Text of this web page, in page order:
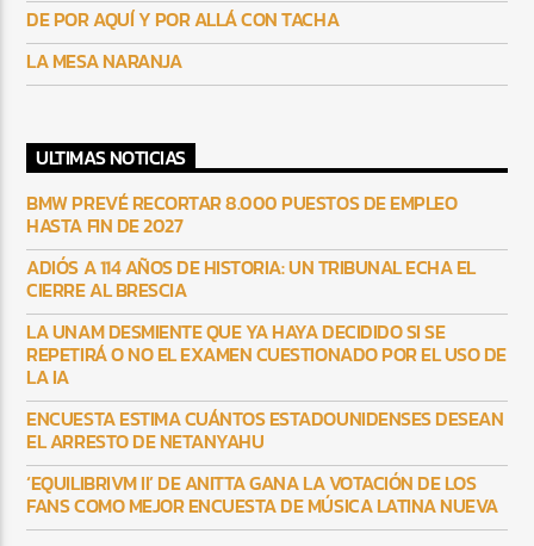
DE POR AQUÍ Y POR ALLÁ CON TACHA
LA MESA NARANJA
ULTIMAS NOTICIAS
BMW PREVÉ RECORTAR 8.000 PUESTOS DE EMPLEO
HASTA FIN DE 2027
ADIÓS A 114 AÑOS DE HISTORIA: UN TRIBUNAL ECHA EL
CIERRE AL BRESCIA
LA UNAM DESMIENTE QUE YA HAYA DECIDIDO SI SE
REPETIRÁ O NO EL EXAMEN CUESTIONADO POR EL USO DE
LA IA
ENCUESTA ESTIMA CUÁNTOS ESTADOUNIDENSES DESEAN
EL ARRESTO DE NETANYAHU
‘EQUILIBRIVM II’ DE ANITTA GANA LA VOTACIÓN DE LOS
FANS COMO MEJOR ENCUESTA DE MÚSICA LATINA NUEVA